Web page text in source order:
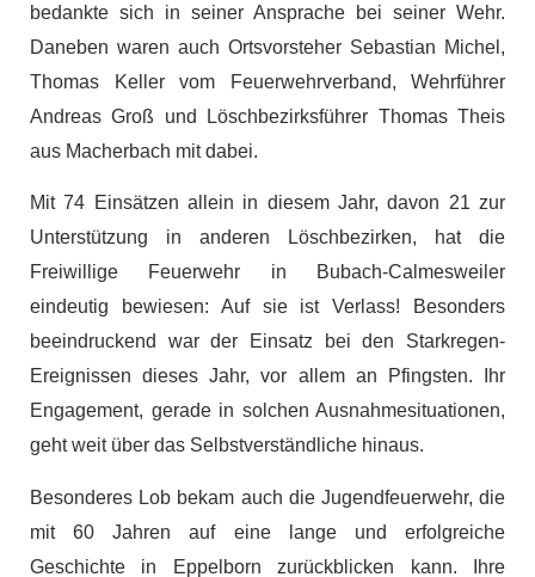
bedankte sich in seiner Ansprache bei seiner Wehr.
Daneben waren auch Ortsvorsteher Sebastian Michel,
Thomas Keller vom Feuerwehrverband, Wehrführer
Andreas Groß und Löschbezirksführer Thomas Theis
aus Macherbach mit dabei.
Mit 74 Einsätzen allein in diesem Jahr, davon 21 zur
Unterstützung in anderen Löschbezirken, hat die
Freiwillige Feuerwehr in Bubach-Calmesweiler
eindeutig bewiesen: Auf sie ist Verlass! Besonders
beeindruckend war der Einsatz bei den Starkregen-
Ereignissen dieses Jahr, vor allem an Pfingsten. Ihr
Engagement, gerade in solchen Ausnahmesituationen,
geht weit über das Selbstverständliche hinaus.
Besonderes Lob bekam auch die Jugendfeuerwehr, die
mit 60 Jahren auf eine lange und erfolgreiche
Geschichte in Eppelborn zurückblicken kann. Ihre